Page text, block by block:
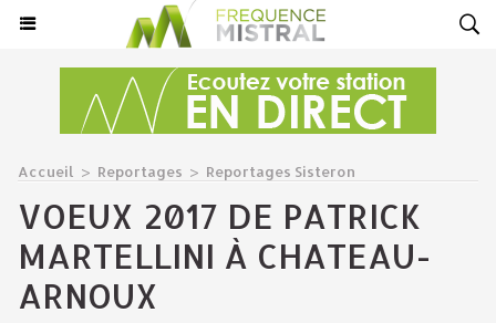
Accueil > Reportages > Reportages Sisteron
VOEUX 2017 DE PATRICK
MARTELLINI À CHATEAU-
ARNOUX